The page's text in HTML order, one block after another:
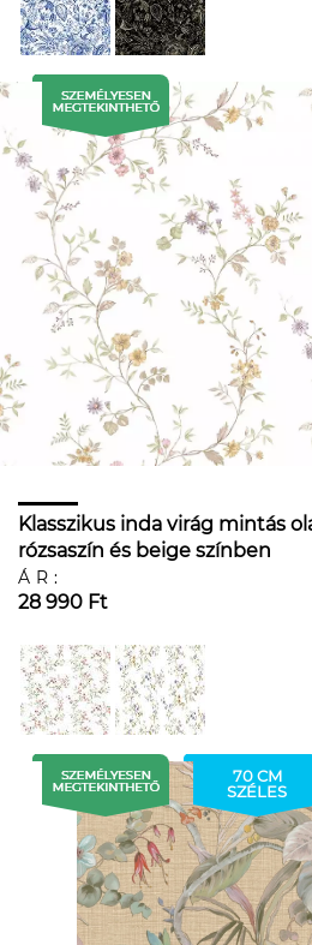
Klasszikus inda virág mintás
rózsaszín és beige színben
ÁR:
28 990 Ft
70 CM
SZÉLES